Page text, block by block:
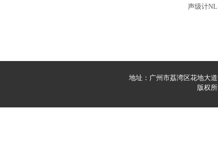
声级计
地址：广州市荔湾区花地大
版权